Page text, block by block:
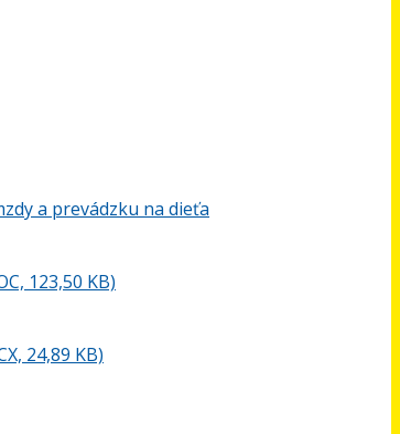
a prevádzku na dieťa
123,50 KB)
24,89 KB)